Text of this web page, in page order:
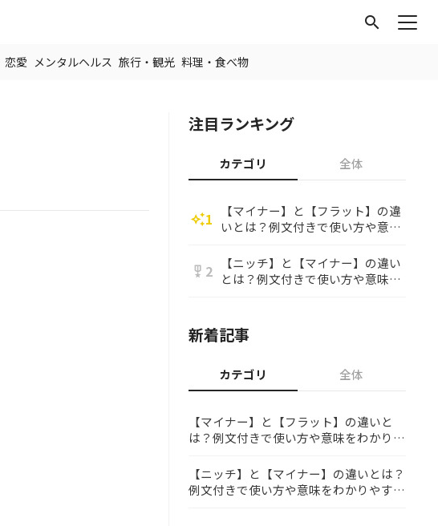
search
恋愛 メンタルヘルス 旅行・観光 料理・食べ物
注目ランキング
カテゴリ 全体
auto_awesome1
【マイナー】と【フラット】の違
いとは？例文付きで使い方や意味
military_tech 2
【ニッチ】と【マイナー】の違い
とは？例文付きで使い方や意味を
新着記事
カテゴリ 全体
【マイナー】と【フラット】の違いと
は？例文付きで使い方や意味をわかりや
【ニッチ】と【マイナー】の違いとは？
例文付きで使い方や意味をわかりやすく